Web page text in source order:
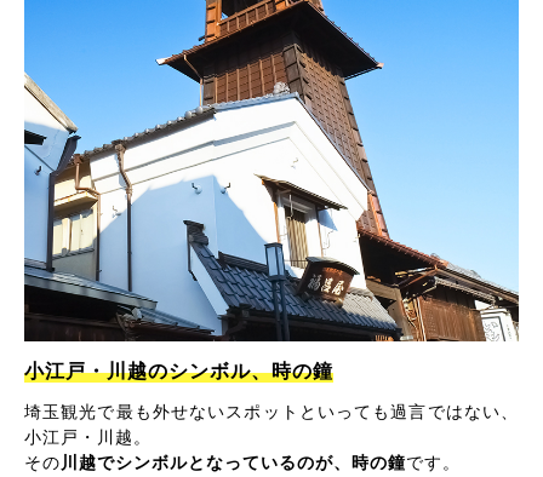
小江戸・川越のシンボル、時の鐘
埼玉観光で最も外せないスポットといっても過言ではない、
小江戸・川越。
その川越でシンボルとなっているのが、時の鐘です。